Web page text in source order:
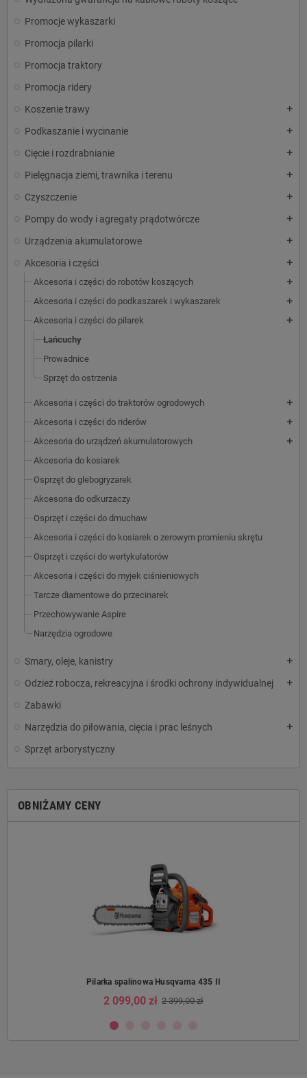
Promocje wykaszarki
Promocja pilarki
Promocja traktory
Promocja ridery
Koszenie trawy
add
Podkaszanie i wycinanie add
Cięcie i rozdrabnianie add
Pielęgnacja ziemi, trawnika i terenu add
Czyszczenie add
Pompy do wody i agregaty prądotwórcze add
Urządzenia akumulatorowe add
Akcesoria i części add
Akcesoria i części do robotów koszących add
Akcesoria i części do podkaszarek i wykaszarek add
Akcesoria i części do pilarek add
Łańcuchy
Prowadnice
Sprzęt do ostrzenia
Akcesoria i części do traktorów ogrodowych add
Akcesoria i części do riderów add
Akcesoria do urządzeń akumulatorowych add
Akcesoria do kosiarek
Osprzęt do glebogryzarek
Akcesoria do odkurzaczy
Osprzęt i części do dmuchaw
Akcesoria i części do kosiarek o zerowym promieniu skrętu
Osprzęt i części do wertykulatorów
Akcesoria i części do myjek ciśnieniowych
Tarcze diamentowe do przecinarek
Przechowywanie Aspire
Narzędzia ogrodowe
Smary, oleje, kanistry add
Odzież robocza, rekreacyjna i środki ochrony indywidualnej add
Zabawki
Narzędzia do piłowania, cięcia i prac leśnych
add
Sprzęt arborystyczny
OBNIŻAMY CENY
Pilarka spalinowa Husqvarna 435 II
2 099,00 zł 2 399,00 zł